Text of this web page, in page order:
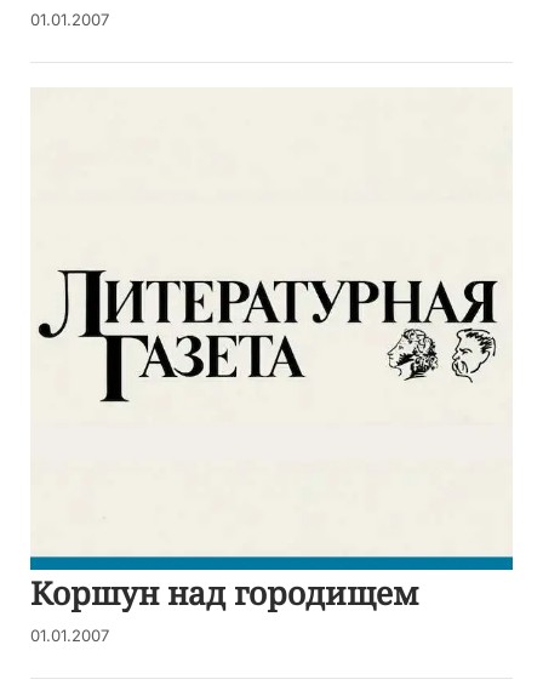
01.01.2007
Коршун над городищем
01.01.2007